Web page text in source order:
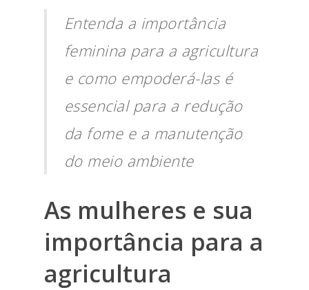
Entenda a importância
feminina para a agricultura
e como empoderá-las é
essencial para a redução
da fome e a manutenção
do meio ambiente
As mulheres e sua
importância para a
agricultura